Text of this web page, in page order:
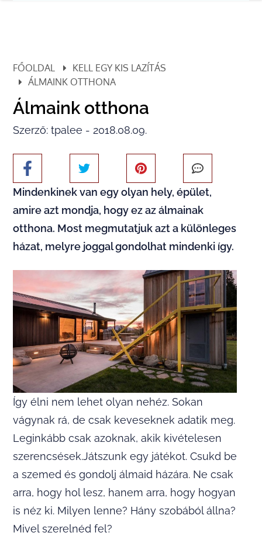
FŐOLDAL
KELL EGY KIS LAZÍTÁS
ÁLMAINK OTTHONA
Álmaink otthona
Szerző: tpalee - 2018.08.09.
Mindenkinek van egy olyan hely, épület,
amire azt mondja, hogy ez az álmainak
otthona. Most megmutatjuk azt a különleges
házat, melyre joggal gondolhat mindenki így.
Így élni nem lehet olyan nehéz. Sokan
vágynak rá, de csak keveseknek adatik meg.
Leginkább csak azoknak, akik kivételesen
szerencsések.Játszunk egy játékot. Csukd be
a szemed és gondolj álmaid házára. Ne csak
arra, hogy hol lesz, hanem arra, hogy hogyan
is néz ki. Milyen lenne? Hány szobából állna?
Mivel szerelnéd fel?